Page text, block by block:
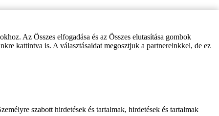
Az Összes elfogadása és az Összes elutasítása gombok
kattintva is. A választásaidat megosztjuk a partnereinkkel, de ez
szabott hirdetések és tartalmak, hirdetések és tartalmak